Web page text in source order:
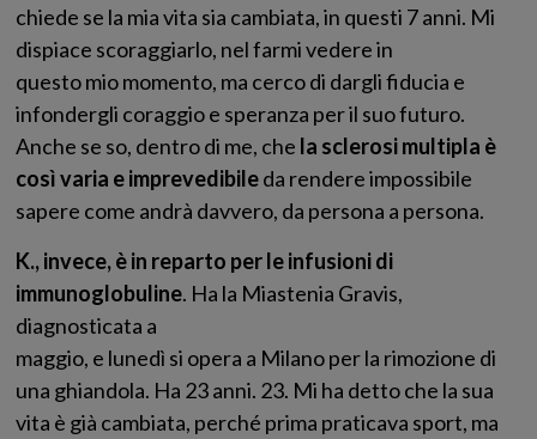
chiede se la mia vita sia cambiata, in questi 7 anni. Mi
dispiace scoraggiarlo, nel farmi vedere in
questo mio momento, ma cerco di dargli fiducia e
infondergli coraggio e speranza per il suo futuro.
Anche se so, dentro di me, che la sclerosi multipla è
così varia e imprevedibileda rendere impossibile
sapere come andrà davvero, da persona a persona.
K., invece, è in reparto per le infusioni di
immunoglobuline. Ha la Miastenia Gravis,
diagnosticata a
maggio, e lunedì si opera a Milano per la rimozione di
una ghiandola. Ha 23 anni. 23. Mi ha detto che la sua
vita è già cambiata, perché prima praticava sport, ma